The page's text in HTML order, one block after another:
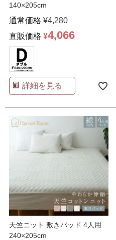
140×205cm
通常価格 ¥4,280
直販価格 ¥4,066
詳細を見る
天竺ニット 敷きパッド 4人用
240×205cm